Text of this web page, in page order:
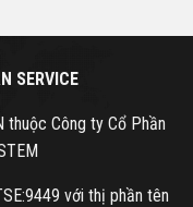
SERVICE
Công ty Cổ Phần
với thị phần tên